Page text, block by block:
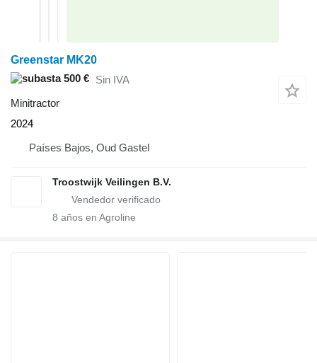
Greenstar MK20
500 € Sin IVA
Minitractor
2024
Países Bajos, Oud Gastel
Troostwijk Veilingen B.V.
8 años en Agroline